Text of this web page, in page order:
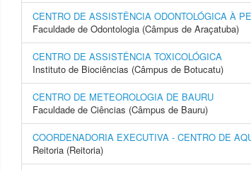
CENTRO DE ASSISTÊNCIA ODONTOLÓGICA À
Faculdade de Odontologia (Câmpus de Araçatuba)
CENTRO DE ASSISTÊNCIA TOXICOLÓGICA
Instituto de Biociências (Câmpus de Botucatu)
CENTRO DE METEOROLOGIA DE BAURU
Faculdade de Ciências (Câmpus de Bauru)
COORDENADORIA EXECUTIVA - CENTRO DE
Reitoria (Reitoria)